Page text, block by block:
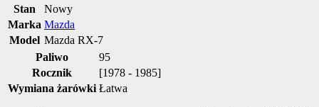
Stan
Nowy
Marka Mazda
Model Mazda RX-7
Paliwo
95
Rocznik
[1978 - 1985]
Wymiana żarówki Łatwa